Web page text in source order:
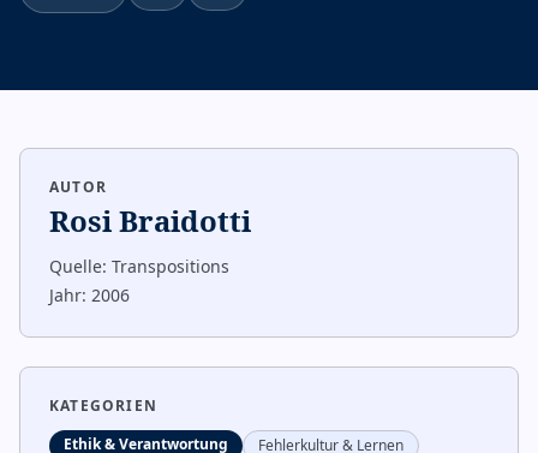
AUTOR
Rosi Braidotti
Quelle: Transpositions
Jahr: 2006
KATEGORIEN
Ethik & Verantwortung
Fehlerkultur & Lernen